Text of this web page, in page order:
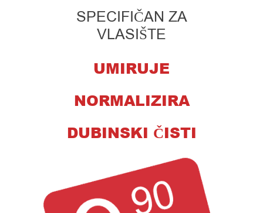
SPECIFIČAN ZA
VLASIŠTE
UMIRUJE
NORMALIZIRA
DUBINSKI ČISTI